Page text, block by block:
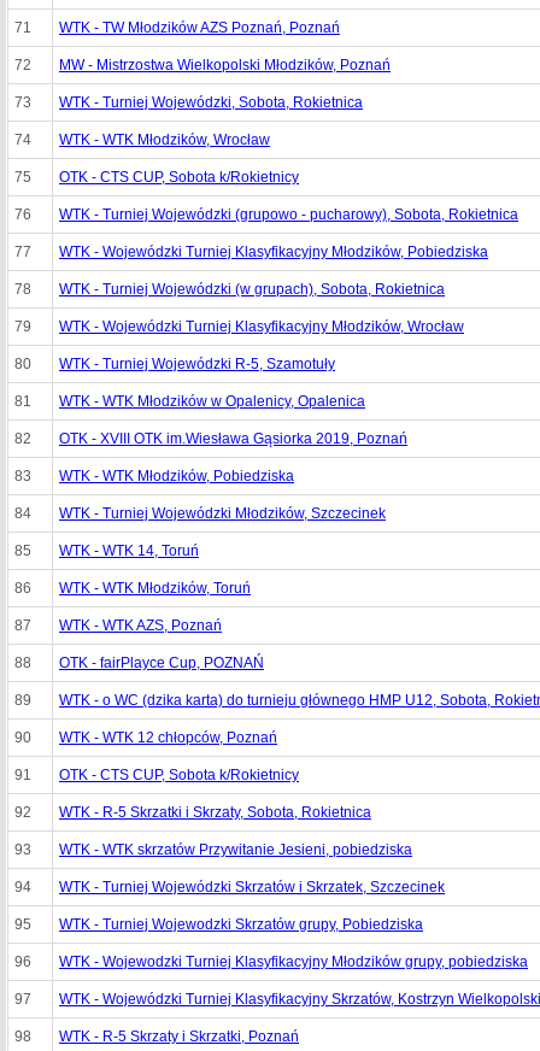
71 WTK - TW Młodzików AZS Poznań, Poznań
72 MW - Mistrzostwa Wielkopolski Młodzików, Poznań
73 WTK - Turniej Wojewódzki, Sobota, Rokietnica
74 WTK - WTK Młodzików, Wrocław
75 OTK - CTS CUP, Sobota k/Rokietnicy
76 WTK - Turniej Wojewódzki (grupowo - pucharowy), Sobota, Rokietnica
77 WTK - Wojewódzki Turniej Klasyfikacyjny Młodzików, Pobiedziska
78 WTK - Turniej Wojewódzki (w grupach), Sobota, Rokietnica
79 WTK - Wojewódzki Turniej Klasyfikacyjny Młodzików, Wrocław
80 WTK - Turniej Wojewódzki R-5, Szamotuły
81 WTK - WTK Młodzików w Opalenicy, Opalenica
82 OTK - XVIII OTK im.Wiesława Gąsiorka 2019, Poznań
83 WTK - WTK Młodzików, Pobiedziska
84 WTK - Turniej Wojewódzki Młodzików, Szczecinek
85 WTK - WTK 14, Toruń
86 WTK - WTK Młodzików, Toruń
87 WTK - WTK AZS, Poznań
88 OTK - fairPlayce Cup, POZNAŃ
89 WTK - o WC (dzika karta) do turnieju głównego HMP U12, Sobota,
90 WTK - WTK 12 chłopców, Poznań
91 OTK - CTS CUP, Sobota k/Rokietnicy
92 WTK - R-5 Skrzatki i Skrzaty, Sobota, Rokietnica
93 WTK - WTK skrzatów Przywitanie Jesieni, pobiedziska
94 WTK - Turniej Wojewódzki Skrzatów i Skrzatek, Szczecinek
95 WTK - Turniej Wojewodzki Skrzatów grupy, Pobiedziska
96 WTK - Wojewodzki Turniej Klasyfikacyjny Młodzików grupy, pobiedziska
97 WTK - Wojewódzki Turniej Klasyfikacyjny Skrzatów, Kostrzyn Wielkopolski
98 WTK - R-5 Skrzaty i Skrzatki, Poznań